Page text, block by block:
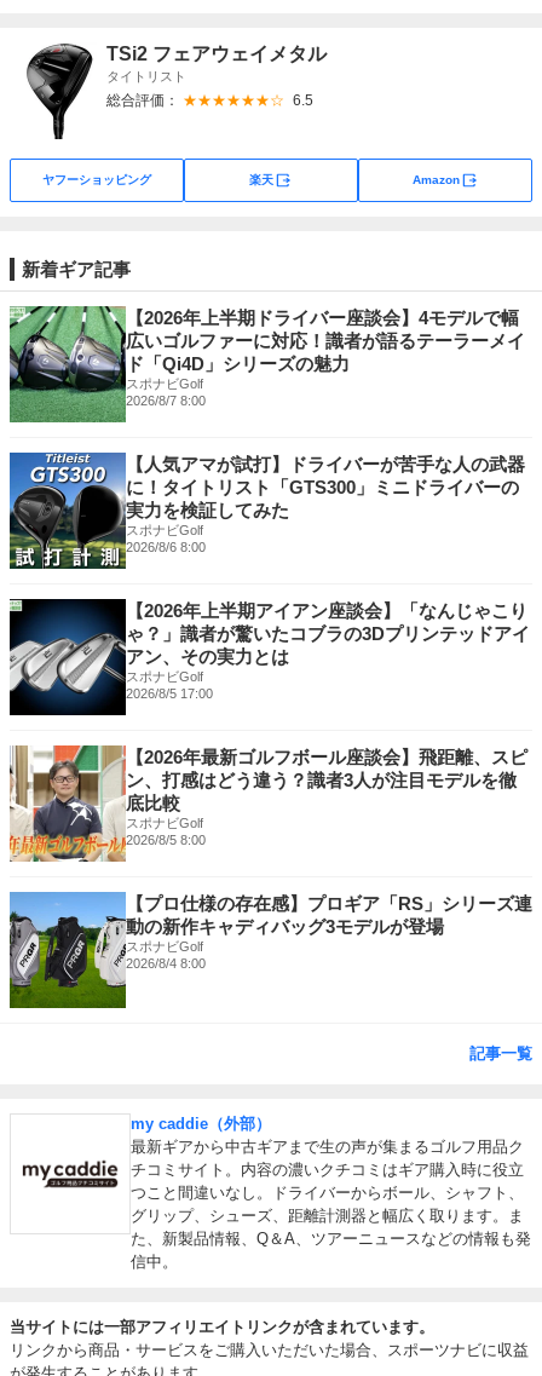
TSi2 フェアウェイメタル
タイトリスト
総合評価： ★★★★★★☆ 6.5
ヤフーショッピング 楽天 Amazon
新着ギア記事
【2026年上半期ドライバー座談会】4モデルで幅
広いゴルファーに対応！識者が語るテーラーメイ
ド「Qi4D」シリーズの魅力
スポナビGolf
2026/8/7 8:00
【人気アマが試打】ドライバーが苦手な人の武器
に！タイトリスト「GTS300」ミニドライバーの
実力を検証してみた
スポナビGolf
2026/8/6 8:00
【2026年上半期アイアン座談会】「なんじゃこり
ゃ？」識者が驚いたコブラの3Dプリンテッドアイ
アン、その実力とは
スポナビGolf
2026/8/5 17:00
【2026年最新ゴルフボール座談会】飛距離、スピ
ン、打感はどう違う？識者3人が注目モデルを徹
底比較
スポナビGolf
2026/8/5 8:00
【プロ仕様の存在感】プロギア「RS」シリーズ連
動の新作キャディバッグ3モデルが登場
スポナビGolf
2026/8/4 8:00
記事一覧
my caddie（外部）
最新ギアから中古ギアまで生の声が集まるゴルフ用品ク
チコミサイト。内容の濃いクチコミはギア購入時に役立
つこと間違いなし。ドライバーからボール、シャフト、
グリップ、シューズ、距離計測器と幅広く取ります。ま
た、新製品情報、Q＆A、ツアーニュースなどの情報も発
信中。
当サイトには一部アフィリエイトリンクが含まれています。
リンクから商品・サービスをご購入いただいた場合、スポーツナビに収益